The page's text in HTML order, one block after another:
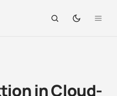
in Cloud-